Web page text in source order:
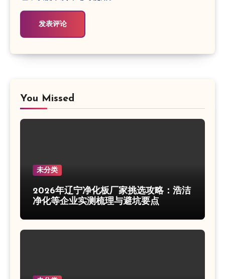
You Missed
未分类
2026年辽宁净化板厂家挑选攻略：浩洁
净化等企业实测梳理与避坑要点